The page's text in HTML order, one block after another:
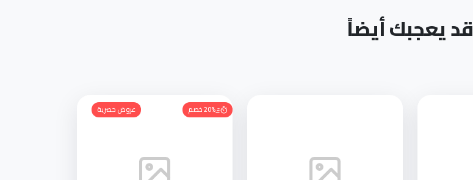
قد يعجبك أيضاً
20% خصم عروض حصرية